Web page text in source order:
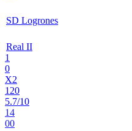
SD Logrones
Real II
1
0
X2
120
5.7/10
14
00